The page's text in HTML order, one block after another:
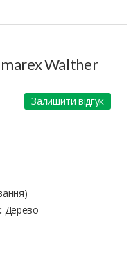
Walther
Залишити відгук
Дерево